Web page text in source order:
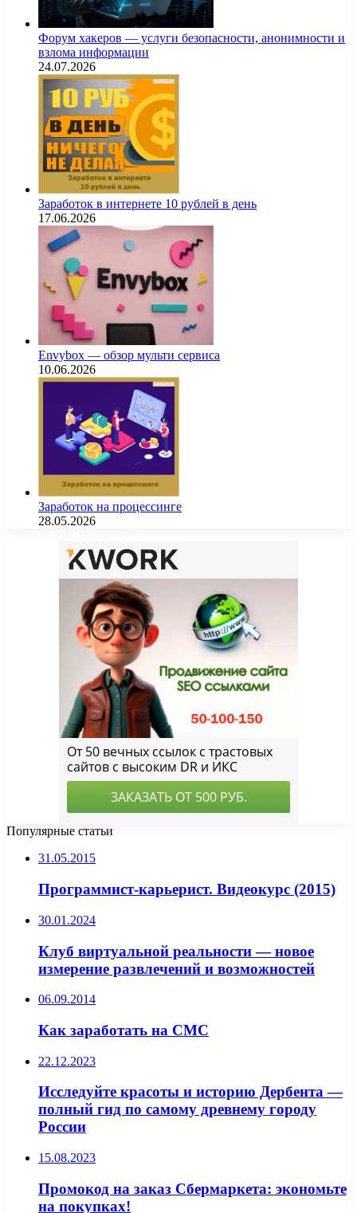
Форум хакеров — услуги безопасности, анонимности и
взлома информации
24.07.2026
Заработок в интернете 10 рублей в день
17.06.2026
Envybox — обзор мульти сервиса
10.06.2026
Заработок на процессинге
28.05.2026
Популярные статьи
31.05.2015
Программист-карьерист. Видеокурс (2015)
30.01.2024
Клуб виртуальной реальности — новое
измерение развлечений и возможностей
06.09.2014
Как заработать на СМС
22.12.2023
Исследуйте красоты и историю Дербента —
полный гид по самому древнему городу
России
15.08.2023
Промокод на заказ Сбермаркета: экономьте
на покупках!